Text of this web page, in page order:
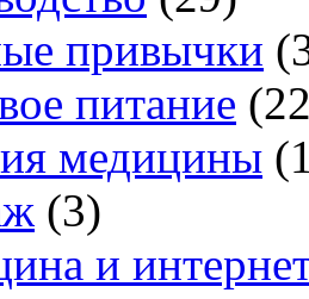
привычки
питание
медицины
(3)
и